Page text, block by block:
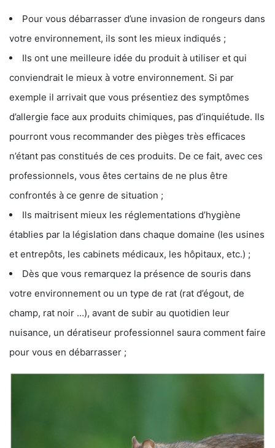
Pour vous débarrasser d’une invasion de rongeurs dans
votre environnement, ils sont les mieux indiqués ;
Ils ont une meilleure idée du produit à utiliser et qui
conviendrait le mieux à votre environnement. Si par
exemple il arrivait que vous présentiez des symptômes
d’allergie face aux produits chimiques, pas d’inquiétude. Ils
pourront vous recommander des pièges très efficaces
n’étant pas constitués de ces produits. De ce fait, avec ces
professionnels, vous êtes certains de ne plus être
confrontés à ce genre de situation ;
Ils maitrisent mieux les réglementations d’hygiène
établies par la législation dans chaque domaine (les usines
et entrepôts, les cabinets médicaux, les hôpitaux, etc.) ;
Dès que vous remarquez la présence de souris dans
votre environnement ou un type de rat (rat d’égout, de
champ, rat noir …), avant de subir au quotidien leur
nuisance, un dératiseur professionnel saura comment faire
pour vous en débarrasser ;